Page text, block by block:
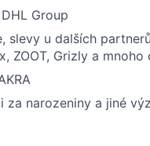
Group
u dalších
ZOOT, Grizly a mnoho
za narozeniny a jiné